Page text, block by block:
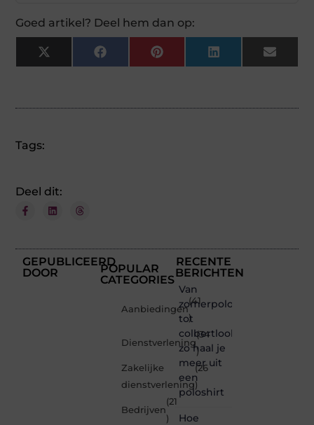
Goed artikel? Deel hem dan op:
X
(Twitter)
FacebookPinterestLinkedInEmail
Tags:
Deel dit:
GEPUBLICEERD
DOOR
POPULAR
CATEGORIES
Aanbiedingen
(41
)
Dienstverlening
(34
)
Zakelijke
dienstverlening
(26
)
Bedrijven
(21
)
RECENTE
BERICHTEN
Van
zomerpolo
tot
colbertlook
zo haal je
meer uit
een
poloshirt
Hoe